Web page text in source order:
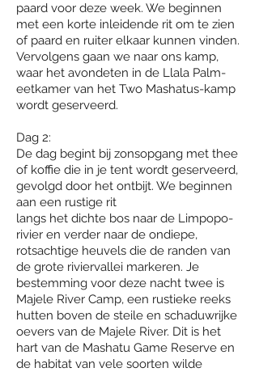
paard voor deze week. We beginnen
met een korte inleidende rit om te zien
of paard en ruiter elkaar kunnen vinden.
Vervolgens gaan we naar ons kamp,
waar het avondeten in de Llala Palm-
eetkamer van het Two Mashatus-kamp
wordt geserveerd.
Dag 2:
De dag begint bij zonsopgang met thee
of koffie die in je tent wordt geserveerd,
gevolgd door het ontbijt. We beginnen
aan een rustige rit
langs het dichte bos naar de Limpopo-
rivier en verder naar de ondiepe,
rotsachtige heuvels die de randen van
de grote riviervallei markeren. Je
bestemming voor deze nacht twee is
Majele River Camp, een rustieke reeks
hutten boven de steile en schaduwrijke
oevers van de Majele River. Dit is het
hart van de Mashatu Game Reserve en
de habitat van vele soorten wilde